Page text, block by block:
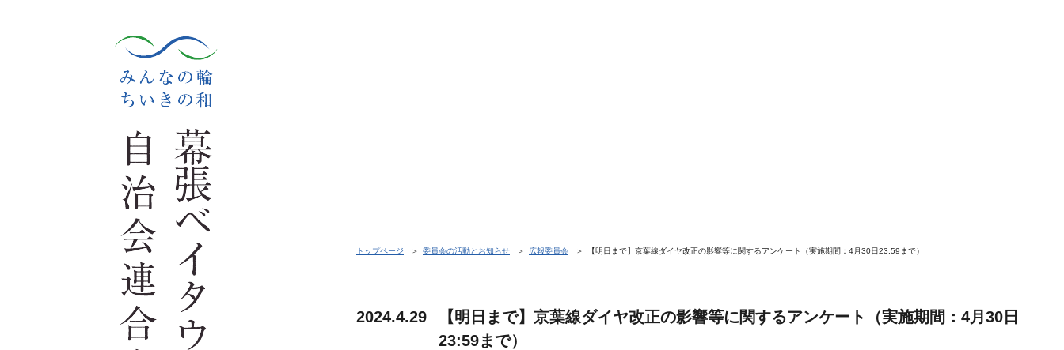
トップページ 委員会の活動とお知らせ 広報委員会 【明日まで】京葉線ダイヤ改正の影響等に関するアンケート（実施期間：4月30日23:59まで）
2024.4.29
【明日まで】京葉線ダイヤ改正の影響等に関するアンケート（実施期間：4月30日
23:59まで）